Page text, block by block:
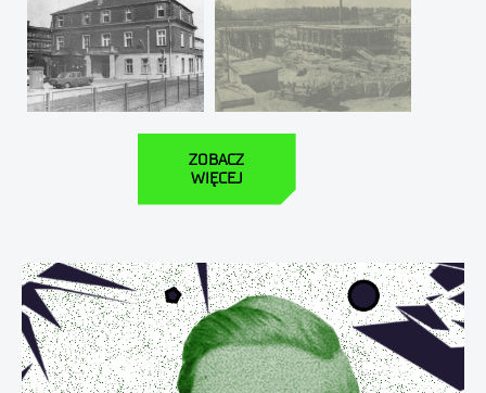
ZOBACZ
WIĘCEJ